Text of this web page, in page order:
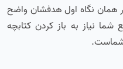
همان نگاه اول هدفشان واضح
شما نیاز به باز کردن کتابچه
شماست.